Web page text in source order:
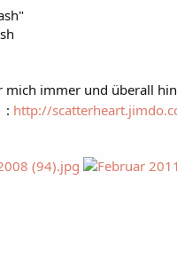
mich immer und überall
: http://